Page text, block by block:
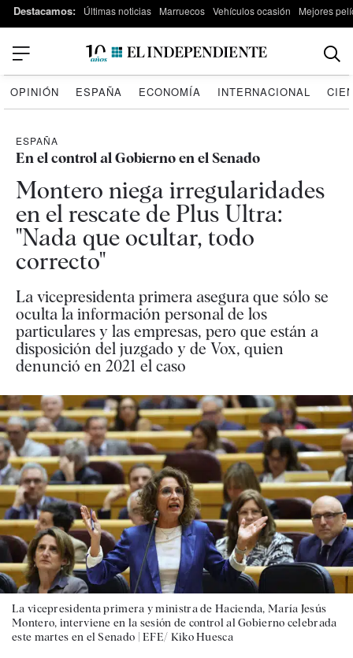
Destacamos: Últimas noticias Marruecos Vehículos ocasión Mejores
OPINIÓN ESPAÑA ECONOMÍA INTERNACIONAL
ESPAÑA
En el control al Gobierno en el Senado
Montero niega irregularidades
en el rescate de Plus Ultra:
"Nada que ocultar, todo
correcto"
La vicepresidenta primera asegura que sólo se
oculta la información personal de los
particulares y las empresas, pero que están a
disposición del juzgado y de Vox, quien
denunció en 2021 el caso
La vicepresidenta primera y ministra de Hacienda, María Jesús
Montero, interviene en la sesión de control al Gobierno celebrada
este martes en el Senado |EFE/ Kiko Huesca